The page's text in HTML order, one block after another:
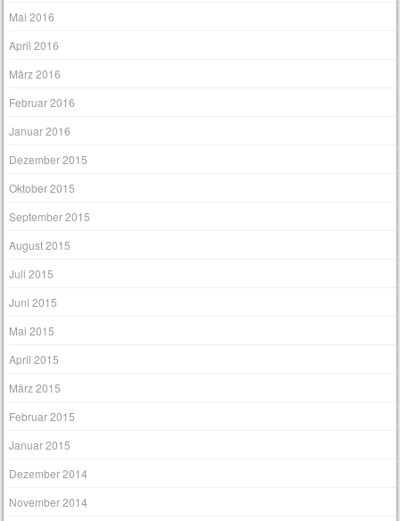
Mai 2016
April 2016
März 2016
Februar 2016
Januar 2016
Dezember 2015
Oktober 2015
September 2015
August 2015
Juli 2015
Juni 2015
Mai 2015
April 2015
März 2015
Februar 2015
Januar 2015
Dezember 2014
November 2014